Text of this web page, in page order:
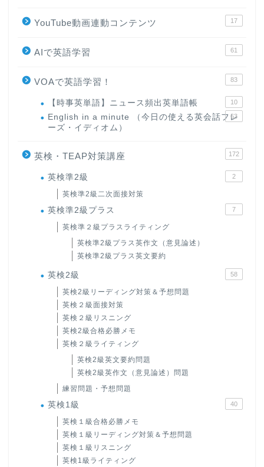
YouTube動画連動コンテンツ 17
AIで英語学習 61
VOAで英語学習！ 83
【時事英単語】ニュース頻出英単語帳 10
English in a minute （今日の使える英会話フレ
ーズ・イディオム）
63
英検・TEAP対策講座 172
英検準2級 2
英検準2級二次面接対策
英検準2級プラス 7
英検準２級プラスライティング
英検準2級プラス英作文（意見論述）
英検準2級プラス英文要約
英検2級 58
英検2級リーディング対策＆予想問題
英検２級面接対策
英検２級リスニング
英検2級合格必勝メモ
英検２級ライティング
英検2級英文要約問題
英検2級英作文（意見論述）問題
練習問題・予想問題
英検1級 40
英検１級合格必勝メモ
英検１級リーディング対策＆予想問題
英検１級リスニング
英検1級ライティング